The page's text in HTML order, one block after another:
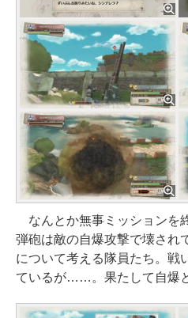
なんとか無事ミッションを
弾砲は敵の自爆攻撃で壊され
について考える隊員たち。戦
ているが……。果たして自爆